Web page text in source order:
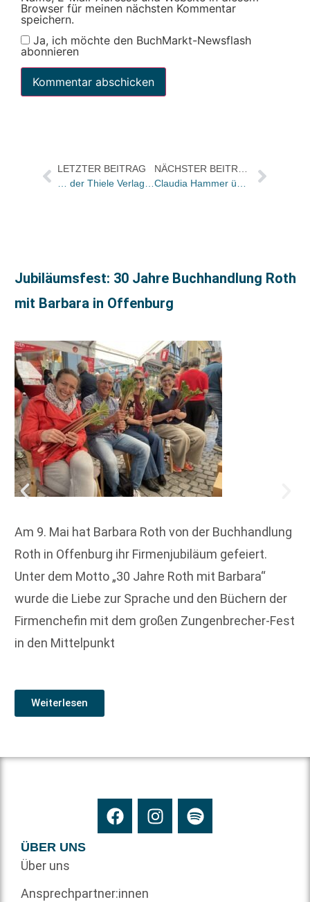
Browser für meinen nächsten Kommentar
speichern.
Ja, ich möchte den BuchMarkt-Newsflash
abonnieren
LETZTER BEITRAG
Jubiläumsfest: 30 Jahre Buchhandlung Roth
mit Barbara in Offenburg
Am 9. Mai hat Barbara Roth von der Buchhandlung
Roth in Offenburg ihr Firmenjubiläum gefeiert.
Unter dem Motto „30 Jahre Roth mit Barbara“
wurde die Liebe zur Sprache und den Büchern der
Firmenchefin mit dem großen Zungenbrecher-Fest
in den Mittelpunkt
Weiterlesen
ÜBER UNS
Über uns
Ansprechpartner:innen